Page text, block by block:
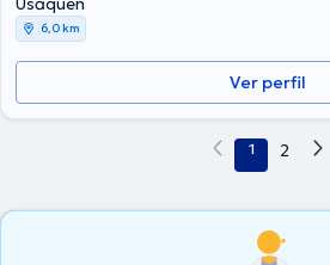
6,0 km
Ver perfil
1 2